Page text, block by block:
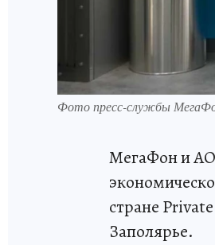
Фото пресс-службы
МегаФон и АО
стране
Заполярье.